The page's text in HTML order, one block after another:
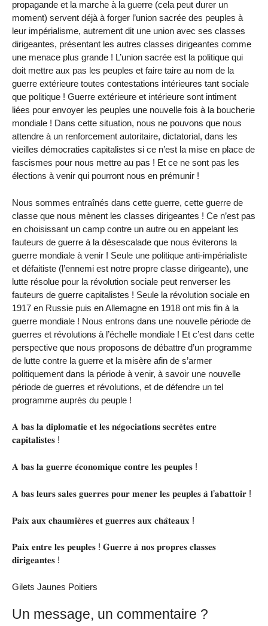
propagande et la marche à la guerre (cela peut durer un
moment) servent déjà à forger l’union sacrée des peuples à
leur impérialisme, autrement dit une union avec ses classes
dirigeantes, présentant les autres classes dirigeantes comme
une menace plus grande ! L’union sacrée est la politique qui
doit mettre aux pas les peuples et faire taire au nom de la
guerre extérieure toutes contestations intérieures tant sociale
que politique ! Guerre extérieure et intérieure sont intiment
liées pour envoyer les peuples une nouvelle fois à la boucherie
mondiale ! Dans cette situation, nous ne pouvons que nous
attendre à un renforcement autoritaire, dictatorial, dans les
vieilles démocraties capitalistes si ce n’est la mise en place de
fascismes pour nous mettre au pas ! Et ce ne sont pas les
élections à venir qui pourront nous en prémunir !
Nous sommes entraînés dans cette guerre, cette guerre de
classe que nous mènent les classes dirigeantes ! Ce n’est pas
en choisissant un camp contre un autre ou en appelant les
fauteurs de guerre à la désescalade que nous éviterons la
guerre mondiale à venir ! Seule une politique anti-impérialiste
et défaitiste (l’ennemi est notre propre classe dirigeante), une
lutte résolue pour la révolution sociale peut renverser les
fauteurs de guerre capitalistes ! Seule la révolution sociale en
1917 en Russie puis en Allemagne en 1918 ont mis fin à la
guerre mondiale ! Nous entrons dans une nouvelle période de
guerres et révolutions à l’échelle mondiale ! Et c’est dans cette
perspective que nous proposons de débattre d’un programme
de lutte contre la guerre et la misère afin de s’armer
politiquement dans la période à venir, à savoir une nouvelle
période de guerres et révolutions, et de défendre un tel
programme auprès du peuple !
𝐀 𝐛𝐚𝐬 𝐥𝐚 𝐝𝐢𝐩𝐥𝐨𝐦𝐚𝐭𝐢𝐞 𝐞𝐭 𝐥𝐞𝐬 𝐧𝐞́𝐠𝐨𝐜𝐢𝐚𝐭𝐢𝐨𝐧𝐬 𝐬𝐞𝐜𝐫𝐞̀𝐭𝐞𝐬 𝐞𝐧𝐭𝐫𝐞
𝐜𝐚𝐩𝐢𝐭𝐚𝐥𝐢𝐬𝐭𝐞𝐬 !
𝐀 𝐛𝐚𝐬 𝐥𝐚 𝐠𝐮𝐞𝐫𝐫𝐞 𝐞́𝐜𝐨𝐧𝐨𝐦𝐢𝐪𝐮𝐞 𝐜𝐨𝐧𝐭𝐫𝐞 𝐥𝐞𝐬 𝐩𝐞𝐮𝐩𝐥𝐞𝐬 !
𝐀 𝐛𝐚𝐬 𝐥𝐞𝐮𝐫𝐬 𝐬𝐚𝐥𝐞𝐬 𝐠𝐮𝐞𝐫𝐫𝐞𝐬 𝐩𝐨𝐮𝐫 𝐦𝐞𝐧𝐞𝐫 𝐥𝐞𝐬 𝐩𝐞𝐮𝐩𝐥𝐞𝐬 𝐚̀ 𝐥’𝐚𝐛𝐚𝐭𝐭𝐨𝐢𝐫 !
𝐏𝐚𝐢𝐱 𝐚𝐮𝐱 𝐜𝐡𝐚𝐮𝐦𝐢𝐞̀𝐫𝐞𝐬 𝐞𝐭 𝐠𝐮𝐞𝐫𝐫𝐞𝐬 𝐚𝐮𝐱 𝐜𝐡𝐚̂𝐭𝐞𝐚𝐮𝐱 !
𝐏𝐚𝐢𝐱 𝐞𝐧𝐭𝐫𝐞 𝐥𝐞𝐬 𝐩𝐞𝐮𝐩𝐥𝐞𝐬 ! 𝐆𝐮𝐞𝐫𝐫𝐞 𝐚̀ 𝐧𝐨𝐬 𝐩𝐫𝐨𝐩𝐫𝐞𝐬 𝐜𝐥𝐚𝐬𝐬𝐞𝐬
𝐝𝐢𝐫𝐢𝐠𝐞𝐚𝐧𝐭𝐞𝐬 !
Gilets Jaunes Poitiers
Un message, un commentaire ?